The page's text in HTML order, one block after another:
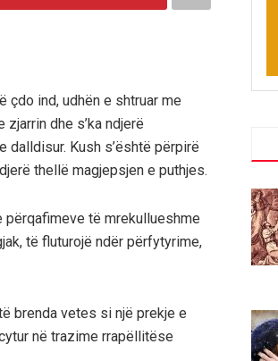
çdo ind, udhën e shtruar me
dhe s’ka ndjerë
dalldisur. Kush s’është përpirë
thellë magjepsjen e puthjes.
përqafimeve të mrekullueshme
të fluturojë ndër përfytyrime,
brenda vetes si një prekje e
në trazime rrapëllitëse